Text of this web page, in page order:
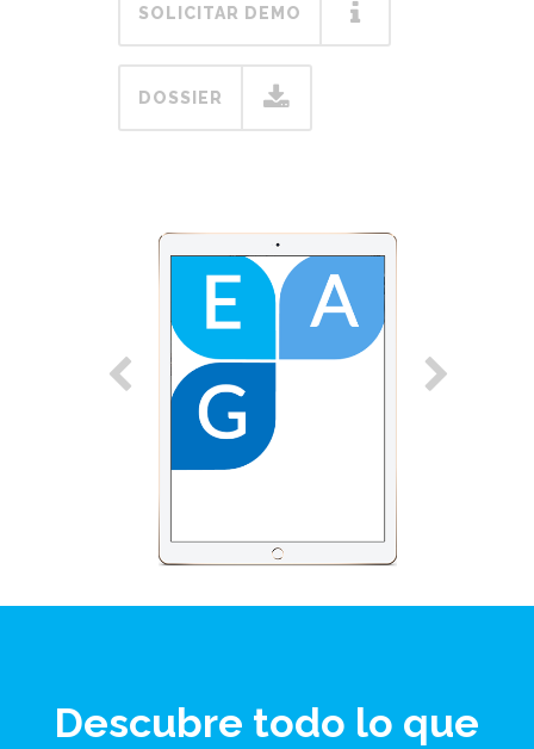
SOLICITAR DEMO
DOSSIER
Descubre todo lo que